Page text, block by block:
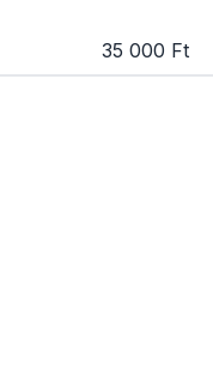
35 000 Ft